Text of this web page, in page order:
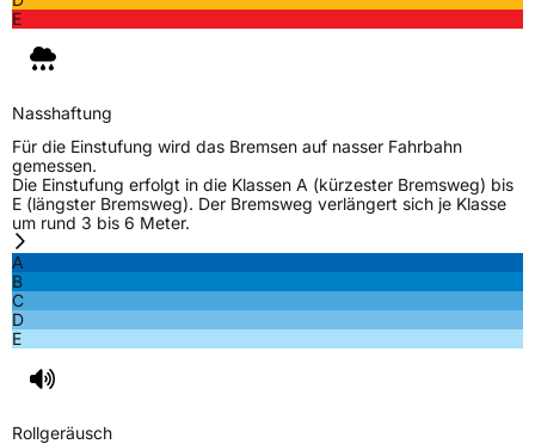
E
Nasshaftung
Für die Einstufung wird das Bremsen auf nasser Fahrbahn
gemessen.
Die Einstufung erfolgt in die Klassen A (kürzester Bremsweg) bis
E (längster Bremsweg). Der Bremsweg verlängert sich je Klasse
um rund 3 bis 6 Meter.
A
B
C
D
E
Rollgeräusch